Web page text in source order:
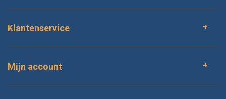
Klantenservice
Mijn account